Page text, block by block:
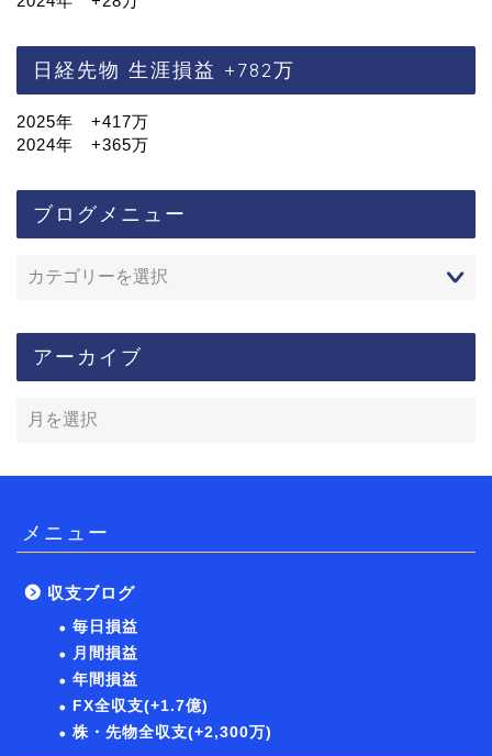
日経先物 生涯損益 +782万
2025年 +417万
2024年 +365万
ブログメニュー
アーカイブ
メニュー
収支ブログ
毎日損益
月間損益
年間損益
FX全収支(+1.7億)
株・先物全収支(+2,300万)